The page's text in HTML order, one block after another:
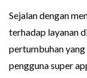
Sejalan dengan
terhadap layanan
pertumbuhan
pengguna super